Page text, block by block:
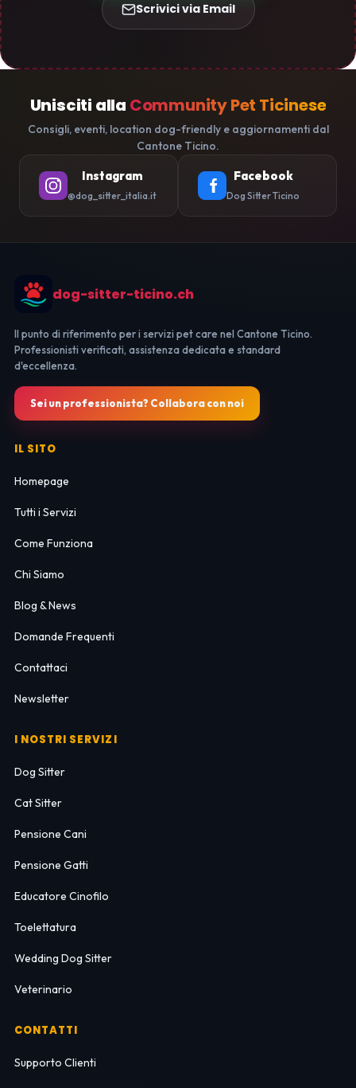
Scrivici via Email
Unisciti alla Community Pet Ticinese
Consigli, eventi, location dog-friendly e aggiornamenti dal
Cantone Ticino.
Instagram
@dog_sitter_italia.it
Facebook
Dog Sitter Ticino
dog-sitter-ticino.ch
Il punto di riferimento per i servizi pet care nel Cantone Ticino.
Professionisti verificati, assistenza dedicata e standard
d'eccellenza.
Sei un professionista? Collabora con noi
IL SITO
Homepage
Tutti i Servizi
Come Funziona
Chi Siamo
Blog & News
Domande Frequenti
Contattaci
Newsletter
I NOSTRI SERVIZI
Dog Sitter
Cat Sitter
Pensione Cani
Pensione Gatti
Educatore Cinofilo
Toelettatura
Wedding Dog Sitter
Veterinario
CONTATTI
Supporto Clienti